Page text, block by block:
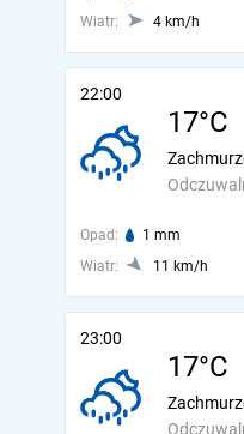
Wiatr:
4 km/h
22:00
17°C
Opad: 1 mm
Wiatr:
11 km/h
23:00
17°C